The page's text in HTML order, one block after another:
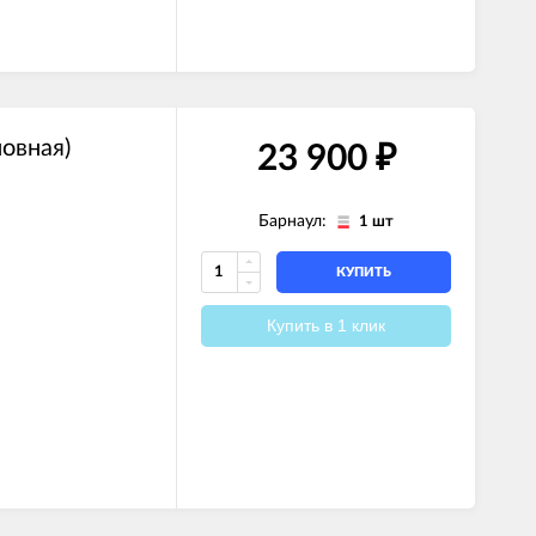
23 900 ₽
Барнаул: 1 шт
КУПИТЬ
Купить в 1 клик